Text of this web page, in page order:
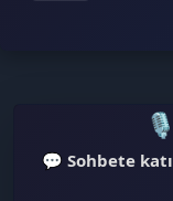
🎙️
💬 Sohbete